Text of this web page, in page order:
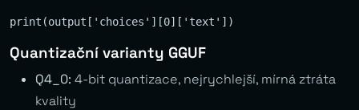
Quantizační varianty GGUF
Q4_0: 4-bit quantizace, nejrychlejší, mírná ztráta
kvality